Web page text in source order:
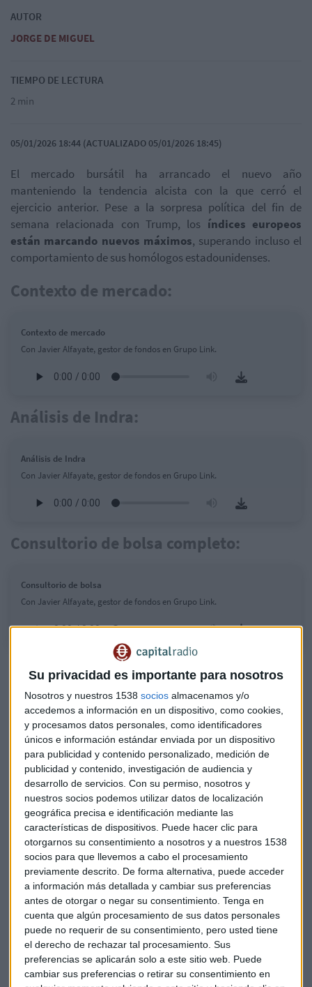
Su privacidad es importante para nosotros
Nosotros y nuestros 1538 socios almacenamos y/o
accedemos a información en un dispositivo, como cookies,
y procesamos datos personales, como identificadores
únicos e información estándar enviada por un dispositivo
para publicidad y contenido personalizado, medición de
publicidad y contenido, investigación de audiencia y
desarrollo de servicios. Con su permiso, nosotros y
nuestros socios podemos utilizar datos de localización
geográfica precisa e identificación mediante las
características de dispositivos. Puede hacer clic para
otorgarnos su consentimiento a nosotros y a nuestros 1538
socios para que llevemos a cabo el procesamiento
previamente descrito. De forma alternativa, puede acceder
a información más detallada y cambiar sus preferencias
antes de otorgar o negar su consentimiento. Tenga en
cuenta que algún procesamiento de sus datos personales
puede no requerir de su consentimiento, pero usted tiene
el derecho de rechazar tal procesamiento. Sus
preferencias se aplicarán solo a este sitio web. Puede
cambiar sus preferencias o retirar su consentimiento en
AUTOR
JORGE DE MIGUEL
TIEMPO DE LECTURA
2 min
05/01/2026 18:44 (ACTUALIZADO 05/01/2026 18:45)
El mercado bursátil ha arrancado el nuevo año
manteniendo la tendencia alcista con la que cerró el
ejercicio anterior. Pese a la sorpresa política del fin de
semana relacionada con Trump, los índices europeos
están marcando nuevos máximos, superando incluso el
comportamiento de sus homólogos estadounidenses.
Contexto de mercado:
Contexto de mercado
Con Javier Alfayate, gestor de fondos en Grupo Link.
Análisis de Indra:
Análisis de Indra
Con Javier Alfayate, gestor de fondos en Grupo Link.
Consultorio de bolsa completo:
Consultorio de bolsa
Con Javier Alfayate, gestor de fondos en Grupo Link.
Europa toma la delantera
Según el análisis de Alfayate, losmercados europeosestán
mostrando unafortalezanotable. "Es verdad que Europa lo
está haciendo un poquito mejor y eso nos viene bien si
estamos con valores europeos", señala el experto al
observar cómo el Eurostoxx 50 ha abierto con gap al alza,